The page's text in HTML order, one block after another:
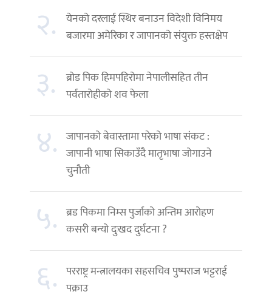
२. येनको दरलाई स्थिर बनाउन विदेशी विनिमय
बजारमा अमेरिका र जापानको संयुक्त हस्तक्षेप
३.
ब्रोड पिक हिमपहिरोमा नेपालीसहित तीन
पर्वतारोहीको शव फेला
४. जापानको बेवास्तामा परेको भाषा संकट :
जापानी भाषा सिकाउँदै मातृभाषा जोगाउने
चुनौती
५. ब्रड पिकमा निम्स पुर्जाको अन्तिम आरोहण
कसरी बन्यो दुःखद दुर्घटना ?
६. परराष्ट्र मन्त्रालयका सहसचिव पुष्पराज भट्टराई
पक्राउ